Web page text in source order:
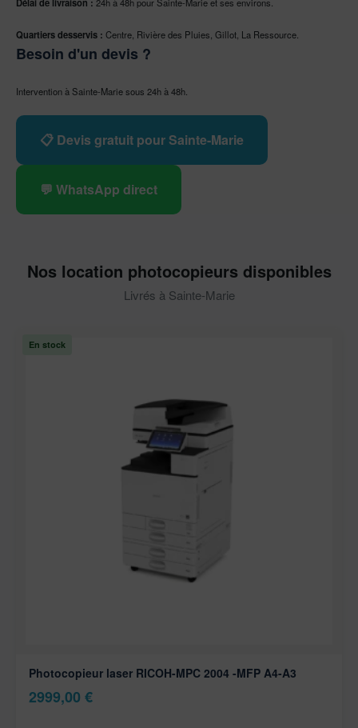
Délai de livraison : 24h à 48h pour Sainte-Marie et ses environs.
Quartiers desservis : Centre, Rivière des Pluies, Gillot, La Ressource.
Besoin d'un devis ?
Intervention à Sainte-Marie sous 24h à 48h.
📋 Devis gratuit pour Sainte-Marie
💬 WhatsApp direct
Nos location photocopieurs disponibles
Livrés à Sainte-Marie
En stock
Photocopieur laser RICOH-MPC 2004 -MFP A4-A3
2999,00 €